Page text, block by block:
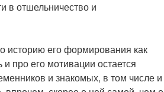
в отшельничество и
историю его формирования как
и про его мотивации остается
и знакомых, в том числе и